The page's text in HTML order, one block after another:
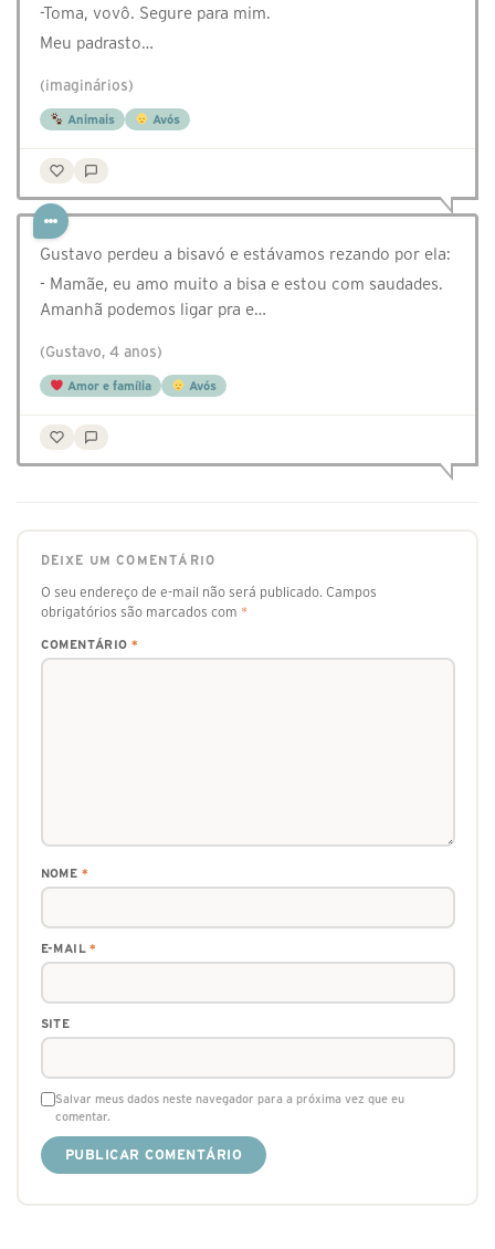
-Toma, vovô. Segure para mim.
Meu padrasto…
(imaginários)
Animais Avós
Gustavo perdeu a bisavó e estávamos rezando por ela:
- Mamãe, eu amo muito a bisa e estou com saudades.
Amanhã podemos ligar pra e…
(Gustavo, 4 anos)
Amor e família Avós
DEIXE UM COMENTÁRIO
O seu endereço de e-mail não será publicado. Campos
obrigatórios são marcados com *
COMENTÁRIO *
NOME *
E-MAIL*
SITE
Salvar meus dados neste navegador para a próxima vez que eu
comentar.